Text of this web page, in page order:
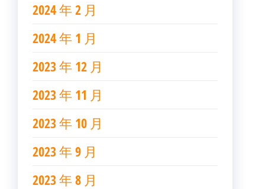
2024 年 2 月
2024 年 1 月
2023 年 12 月
2023 年 11 月
2023 年 10 月
2023 年 9 月
2023 年 8 月